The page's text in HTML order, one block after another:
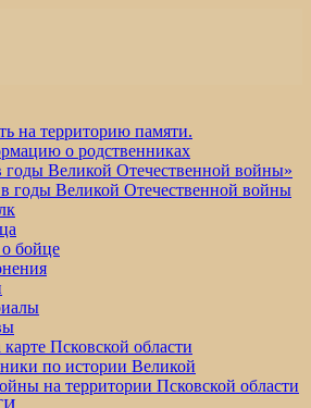
на территорию памяти.
о родственниках
годы Великой Отечественной войны»
годы Великой Отечественной войны
о бойце
Псковской области
по истории Великой
на территории Псковской области